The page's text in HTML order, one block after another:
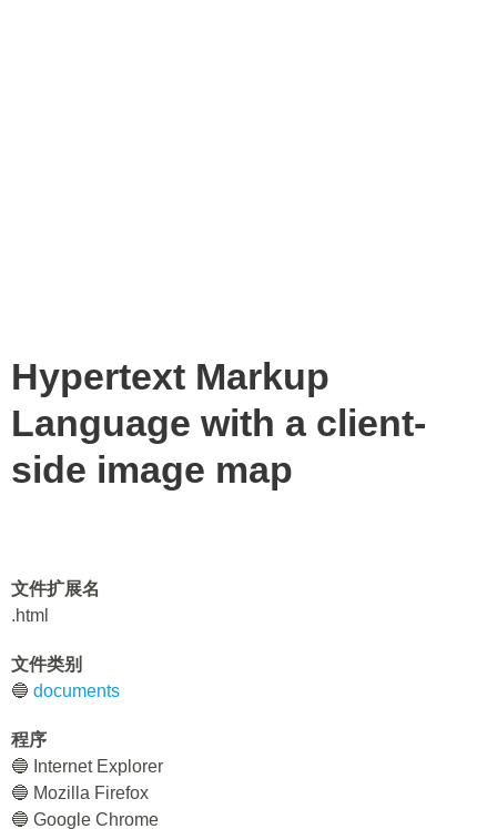
Hypertext Markup
Language with a client-
side image map
文件扩展名
.html
文件类别
🔵 documents
程序
🔵 Internet Explorer
🔵 Mozilla Firefox
🔵 Google Chrome